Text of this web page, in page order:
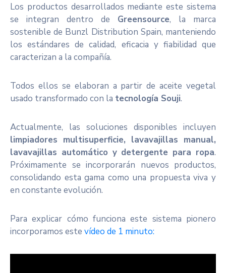
Los productos desarrollados mediante este sistema
se integran dentro de Greensource, la marca
sostenible de Bunzl Distribution Spain, manteniendo
los estándares de calidad, eficacia y fiabilidad que
caracterizan a la compañía.
Todos ellos se elaboran a partir de aceite vegetal
usado transformado con la tecnología Souji.
Actualmente, las soluciones disponibles incluyen
limpiadores multisuperficie, lavavajillas manual,
lavavajillas automático y detergente para ropa.
Próximamente se incorporarán nuevos productos,
consolidando esta gama como una propuesta viva y
en constante evolución.
Para explicar cómo funciona este sistema pionero
incorporamos este vídeo de 1 minuto: